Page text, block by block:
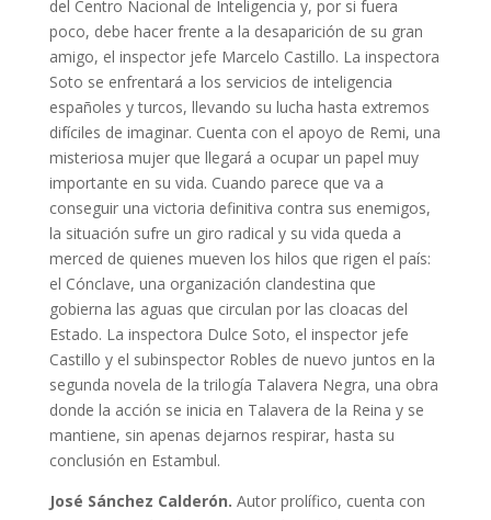
del Centro Nacional de Inteligencia y, por si fuera
poco, debe hacer frente a la desaparición de su gran
amigo, el inspector jefe Marcelo Castillo. La inspectora
Soto se enfrentará a los servicios de inteligencia
españoles y turcos, llevando su lucha hasta extremos
difíciles de imaginar. Cuenta con el apoyo de Remi, una
misteriosa mujer que llegará a ocupar un papel muy
importante en su vida. Cuando parece que va a
conseguir una victoria definitiva contra sus enemigos,
la situación sufre un giro radical y su vida queda a
merced de quienes mueven los hilos que rigen el país:
el Cónclave, una organización clandestina que
gobierna las aguas que circulan por las cloacas del
Estado. La inspectora Dulce Soto, el inspector jefe
Castillo y el subinspector Robles de nuevo juntos en la
segunda novela de la trilogía Talavera Negra, una obra
donde la acción se inicia en Talavera de la Reina y se
mantiene, sin apenas dejarnos respirar, hasta su
conclusión en Estambul.
José Sánchez Calderón. Autor prolífico, cuenta con